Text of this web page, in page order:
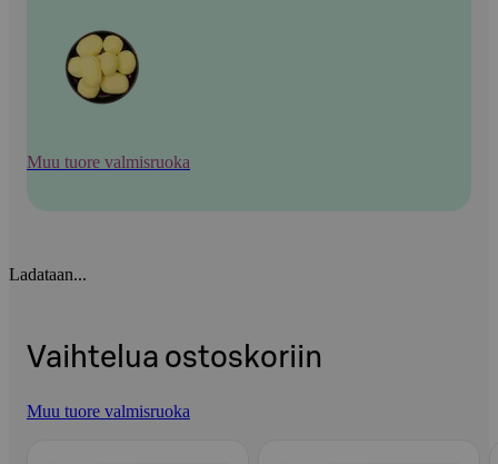
Muu tuore valmisruoka
Ladataan...
Vaihtelua ostoskoriin
Muu tuore valmisruoka